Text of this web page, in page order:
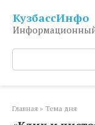
контенту
КузбассИнфо
Поиск:
Главная » Тема дня